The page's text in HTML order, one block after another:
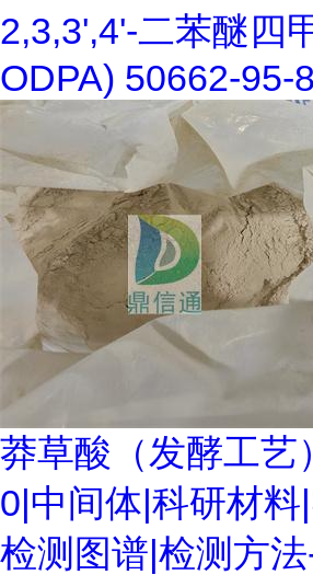
2,3,3',4'-二苯醚四
ODPA) 50662-95-8
莽草酸（发酵工艺
0|中间体|科研材料
检测图谱|检测方